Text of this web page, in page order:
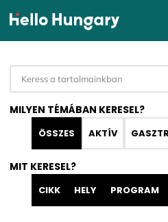
Ugrás a tartalomhoz
MILYEN TÉMÁBAN KERESEL?
ÖSSZES AKTÍV
MIT KERESEL?
CIKK HELY PROGRAM